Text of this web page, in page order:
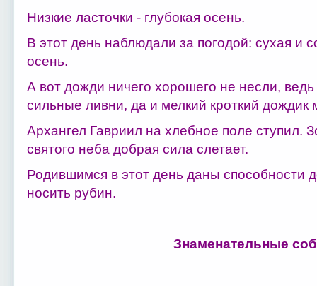
Низкие ласточки - глубокая осень.
В этот день наблюдали за погодой: сухая и
осень.
А вот дожди ничего хорошего не несли,
сильные ливни, да и мелкий кроткий дождик
Архангел Гавриил на хлебное поле ступил.
святого неба добрая сила слетает.
Родившимся в этот день даны способности
носить рубин.
Знаменательные